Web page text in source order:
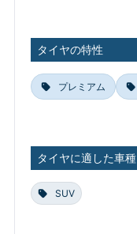
タイヤの特性
プレミアム
タイヤに適した車種
SUV